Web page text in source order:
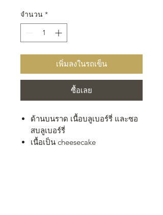
จำนวน *
เพิ่มลงในรถเข็น
ซื้อเลย
ด้านบนราด เนื้อบลูเบอร์รี่ และซอ
สบลูเบอร์รี่
เนื้อเป็น cheesecake